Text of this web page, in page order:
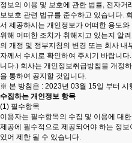
정보의 이용 및 보호에 관한 법률, 전자
보보호 관련 법규를 준수하고 있습니다.
서 제공하시는 개인정보가 어떠한 용도
위해 어떠한 조치가 취해지고 있는지 알
의 개정 및 정부지침의 변경 또는 회사
자께서 수시로 확인하여 주시기 바랍니
니다.) 회사는 개인정보취급방침을 개정
을 통하여 공지할 것입니다.
※ 본 방침은 : 2023년 03월 15일 부터 시
수집하는 개인정보 항목
(1) 필수항목
이용자는 필수항목의 수집 및 이용에 대
제공에 필수적으로 제공되어야 하는 정
있어 제한 될 수 있습니다.